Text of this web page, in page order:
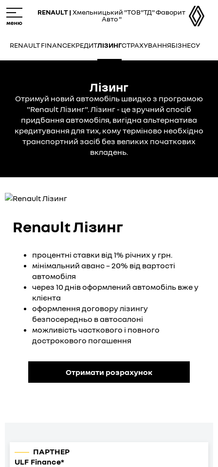
to
main
RENAULT |Хмельницький "ТОВ"ТД" Фаворит
Авто "
RENAULT FINANCEКРЕДИТЛІЗИНГСТРАХУВАННЯБІЗНЕСУ
Лізинг
Отримуй новий автомобіль швидко з програмою
"Renault Лізинг". Лізинг - це зручний спосіб
придбання автомобіля, вигідна альтернатива
кредитування для тих, кому терміново необхідно
транспортний засіб без великих початкових
вкладень.
Renault Лізинг
процентні ставки від 1% річних у грн.
мінімальний аванс – 20% від вартості
автомобіля
через 10 днів оформлений автомобіль вже у
клієнта
оформлення договору лізингу
безпосередньо в автосалоні
можливість часткового і повного
дострокового погашення
Отримати розрахунок
ПАРТНЕР
ULF Finance*